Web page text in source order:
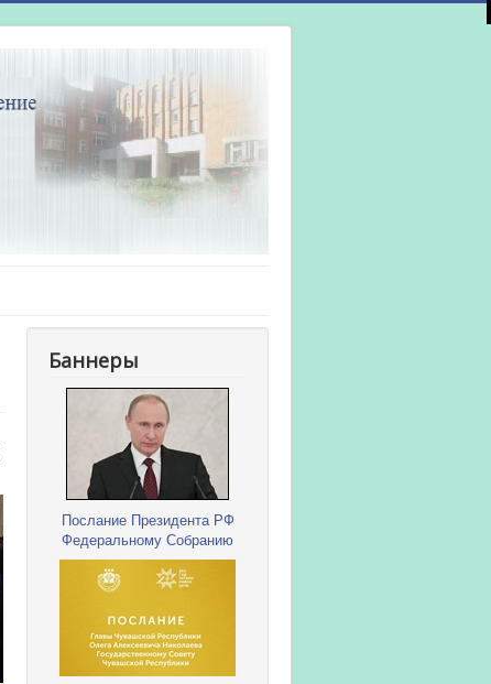
Баннеры
Послание Президента РФ
Федеральному Собранию